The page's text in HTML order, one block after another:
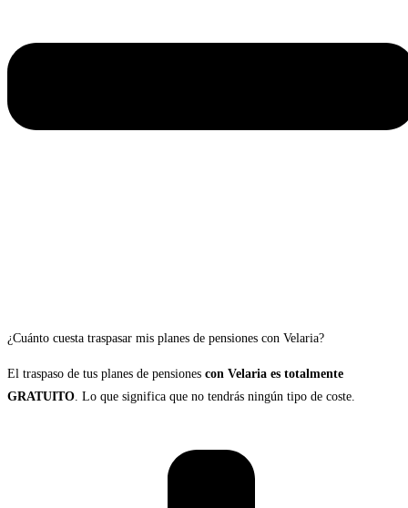
¿Cuánto cuesta traspasar mis planes de pensiones con Velaria?
El traspaso de tus planes de pensiones con Velaria es totalmente
GRATUITO. Lo que significa que no tendrás ningún tipo de coste.